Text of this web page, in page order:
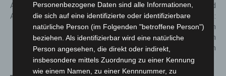
A7: Drei Verletzte bei
Auffahrunfall
45 Jahre DRK-Pflege und
Gesundheit in Langenhagen:
Jubiläumsfeier mit vielen
Gästen und buntem
Programm
Personenbezogene Daten sind alle Informationen,
die sich auf eine identifizierte oder identifizierbare
natürliche Person (im Folgenden "betroffene Person")
beziehen. Als identifizierbar wird eine natürliche
Person angesehen, die direkt oder indirekt,
insbesondere mittels Zuordnung zu einer Kennung
wie einem Namen, zu einer Kennnummer, zu